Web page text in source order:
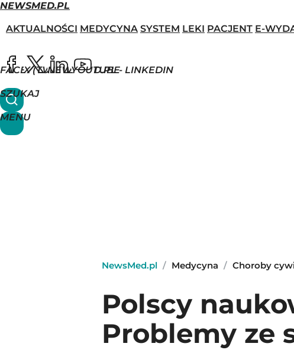
NEWSMED.PL
AKTUALNOŚCI MEDYCYNA SYSTEM LEKI PACJENT E-
FACEBOOK
X (TWITTER)
NEWSMED.PL - LINKEDIN
YOUTUBE
SZUKAJ
MENU
NewsMed.pl / Medycyna / Choroby
Polscy
Problemy ze